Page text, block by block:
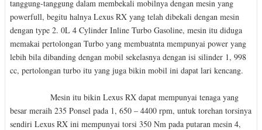
tanggung-tanggung dalam membekali mobilnya dengan mesin yang
powerfull, begitu halnya Lexus RX yang telah dibekali dengan mesin
dengan type 2. 0L 4 Cylinder Inline Turbo Gasoline, mesin itu diduga
memakai pertolongan Turbo yang membuatnta mempunyai power yang
lebih bila dibanding dengan mobil sekelasnya dengan isi silinder 1, 998
cc, pertolongan turbo itu yang juga bikin mobil ini dapat lari kencang.
Mesin itu bikin Lexus RX dapat mempunyai tenaga yang
besar meraih 235 Ponsel pada 1, 650 – 4400 rpm, untuk torehan torsinya
sendiri Lexus RX ini mempunyai torsi 350 Nm pada putaran mesin 4,